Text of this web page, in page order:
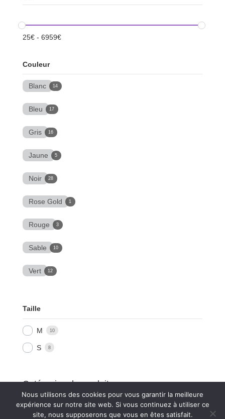
25€- 6959€
Couleur
Blanc 14
Bleu 17
Gris 16
Jaune 5
Noir 28
Rose Gold 1
Rouge 3
Sable 10
Vert 12
Taille
M 10
S 8
Catégories de produits
Sélectionner une catégorie
Nous utilisons des cookies pour vous garantir la meilleure
expérience sur notre site web. Si vous continuez à utiliser ce
site, nous supposerons que vous en êtes satisfait.